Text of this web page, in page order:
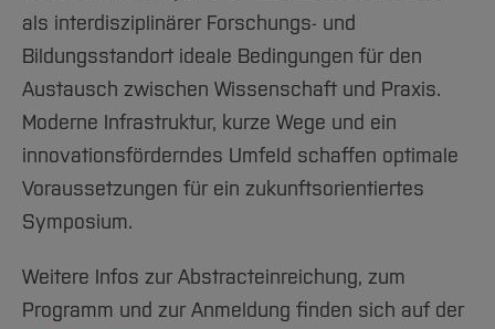
als interdisziplinärer Forschungs- und
Bildungsstandort ideale Bedingungen für den
Austausch zwischen Wissenschaft und Praxis.
Moderne Infrastruktur, kurze Wege und ein
innovationsförderndes Umfeld schaffen optimale
Voraussetzungen für ein zukunftsorientiertes
Symposium.
Weitere Infos zur Abstracteinreichung, zum
Programm und zur Anmeldung finden sich auf der